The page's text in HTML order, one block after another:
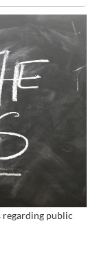
regarding public